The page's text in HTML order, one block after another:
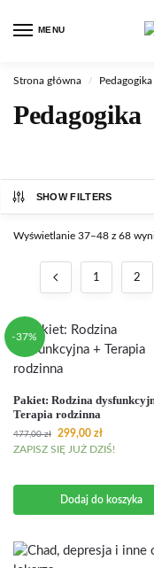
MENU
Strona główna / Pedagogika
Pedagogika
SHOW FILTERS
Wyświetlanie 37–48 z 68
1 2
-37%
Pakiet: Rodzina
Terapia rodzinna
477,00zł 299,00 zł
ZAPISZ SIĘ JUŻ DZIŚ!
Dodaj do koszyka